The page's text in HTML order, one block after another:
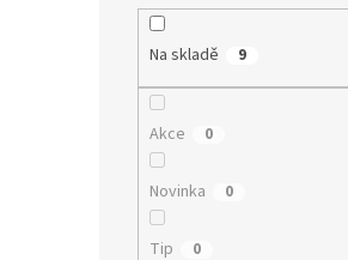
Na skladě 9
Akce 0
Novinka 0
Tip 0